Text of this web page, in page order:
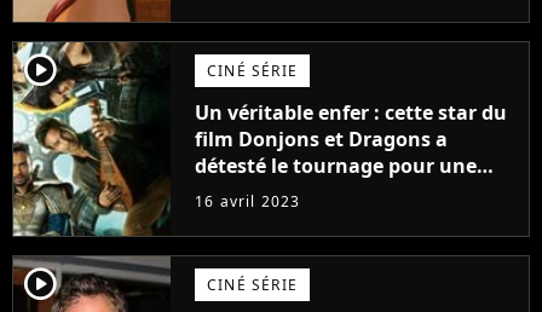
player2 CINÉ SÉRIE
Un véritable enfer : cette star du
film Donjons et Dragons a
détesté le tournage pour une
raison très spéciale
16 avril 2023
player2 CINÉ SÉRIE